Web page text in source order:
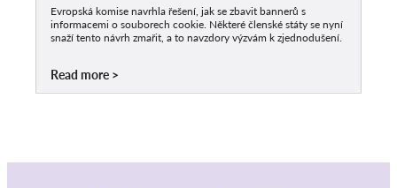
Evropská komise navrhla řešení, jak se zbavit bannerů s
informacemi o souborech cookie. Některé členské státy se nyní
snaží tento návrh zmařit, a to navzdory výzvám k zjednodušení.
Read more